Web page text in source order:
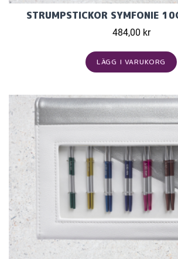
STRUMPSTICKOR SYMFONIE
484,00 kr
LÄGG I VARUKORG